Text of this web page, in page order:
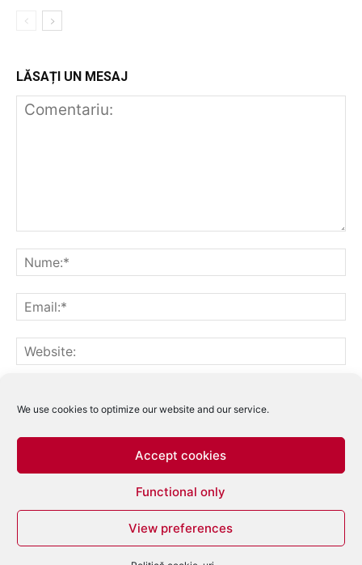
We use cookies to optimize our website and our service.
Accept cookies
Functional only
View preferences
LĂSAȚI UN MESAJ
Notifică-mă prin email când sunt publicate articole noi.
Acest site folosește Akismet pentru a reduce
Află cum sunt procesate datele
comentariilor tale